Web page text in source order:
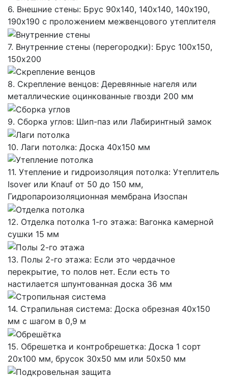
6. Внешние стены: Брус 90х140, 140х140, 140х190,
190х190 с проложением межвенцового утеплителя
7. Внутренние стены (перегородки): Брус 100х150,
150х200
8. Скрепление венцов: Деревянные нагеля или
металлические оцинкованные гвозди 200 мм
9. Сборка углов: Шип-паз или Лабиринтный замок
10. Лаги потолка: Доска 40х150 мм
11. Утепление и гидроизоляция потолка: Утеплитель
Isover или Knauf от 50 до 150 мм,
Гидропароизоляционная мембрана Изоспан
12. Отделка потолка 1-го этажа: Вагонка камерной
сушки 15 мм
13. Полы 2-го этажа: Если это чердачное
перекрытие, то полов нет. Если есть то
настилается шпунтованная доска 36 мм
14. Страпильная система: Доска обрезная 40х150
мм с шагом в 0,9 м
15. Обрешетка и контробрешетка: Доска 1 сорт
20х100 мм, брусок 30х50 мм или 50х50 мм